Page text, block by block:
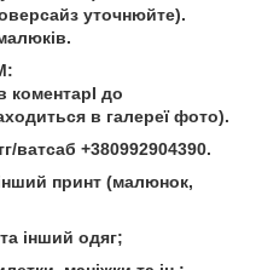
уточнюйте).
коментарІ до
в галереї фото).
ватсаб +380992904390.
принт (малюнок,
інший одяг;